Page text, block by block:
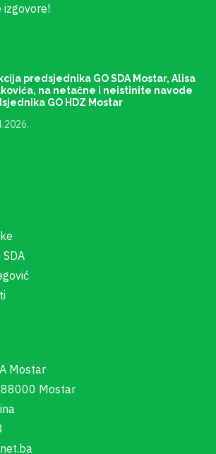
izgovore!
predsjednika GO SDA Mostar, Alisa
na netačne i neistinite navode
GO HDZ Mostar
Mostar
88000 Mostar